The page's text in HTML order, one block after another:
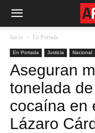
Inicio En Portada
En Portada Justicia Nacional
Aseguran
tonelada
cocaína en
Lázaro